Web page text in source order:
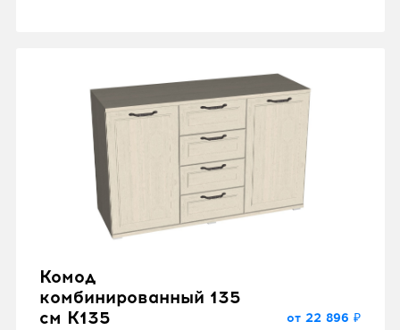
Комод
комбинированный 135
см K135
от 22 896 ₽